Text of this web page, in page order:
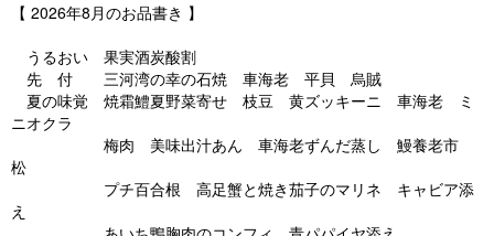
【 2026年8月のお品書き 】
うるおい 果実酒炭酸割
先 付 三河湾の幸の石焼 車海老 平貝 烏賊
夏の味覚 焼霜鱧夏野菜寄せ 枝豆 黄ズッキーニ 車海老 ミ
ニオクラ
梅肉 美味出汁あん 車海老ずんだ蒸し 鰻養老市
松
プチ百合根 高足蟹と焼き茄子のマリネ キャビア添
え